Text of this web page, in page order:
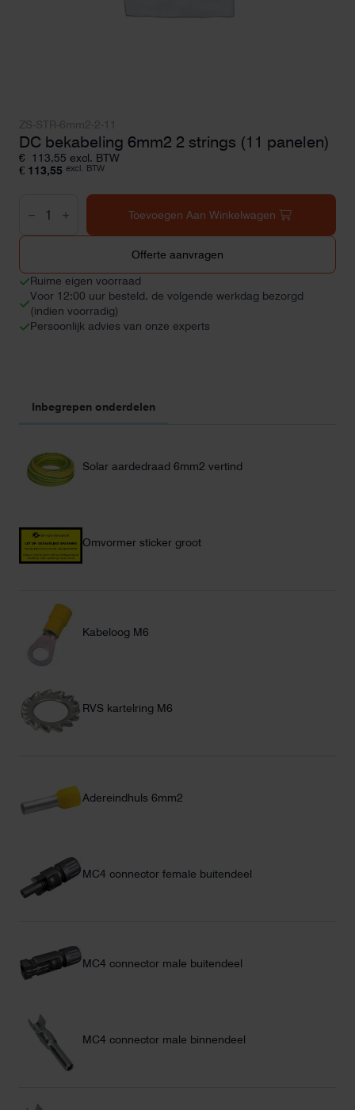
DC bekabeling 6mm2 2 strings (11 panelen)
€ 113,55 excl. BTW
€ 113,55 excl. BTW
bekabeling
6mm2
2
panelen)
aantal
Toevoegen Aan Winkelwagen
Offerte aanvragen
Ruime eigen voorraad
Voor 12:00 uur besteld, de volgende werkdag bezorgd
(indien voorradig)
Persoonlijk advies van onze experts
Inbegrepen onderdelen
Solar aardedraad 6mm2 vertind
Omvormer sticker groot
Kabeloog M6
RVS kartelring M6
Adereindhuls 6mm2
MC4 connector female buitendeel
MC4 connector male buitendeel
MC4 connector male binnendeel